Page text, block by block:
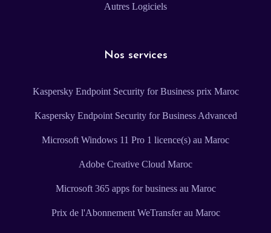
Autres Logiciels
Nos services
Kaspersky Endpoint Security for Business prix Maroc
Kaspersky Endpoint Security for Business Advanced
Microsoft Windows 11 Pro 1 licence(s) au Maroc
Adobe Creative Cloud Maroc
Microsoft 365 apps for business au Maroc
Prix de l'Abonnement WeTransfer au Maroc